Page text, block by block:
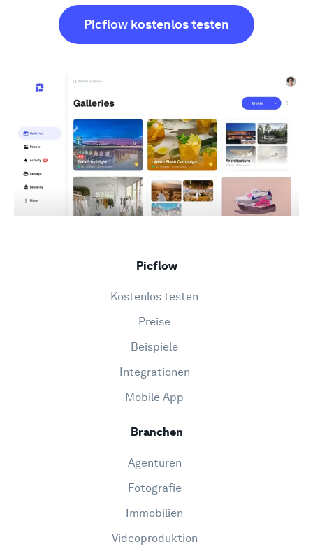
Picflow kostenlos testen
Picflow
Kostenlos testen
Preise
Beispiele
Integrationen
Mobile App
Branchen
Agenturen
Fotografie
Immobilien
Videoproduktion